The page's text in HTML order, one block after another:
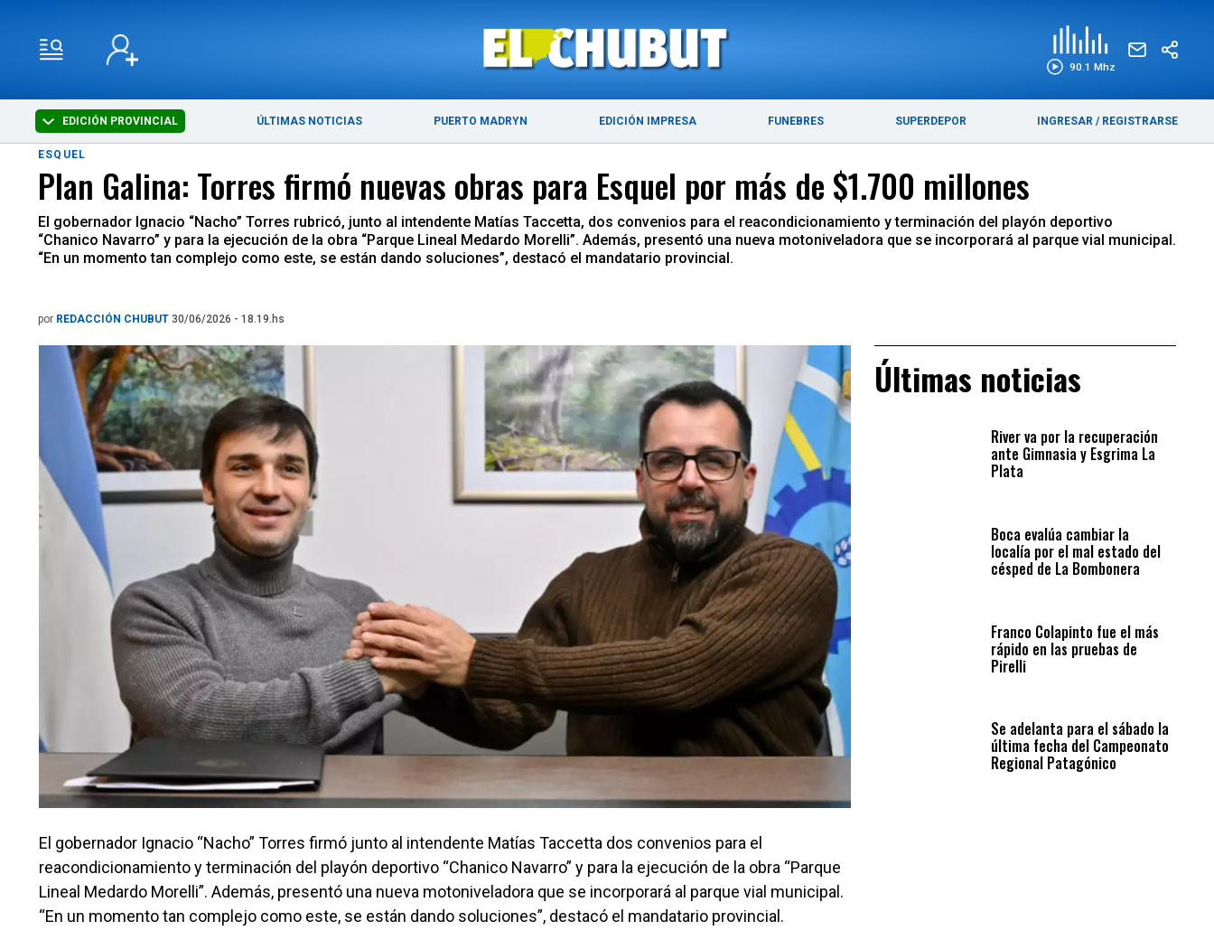
90.1 Mhz
EDICIÓN PROVINCIAL ÚLTIMAS NOTICIAS PUERTO MADRYN EDICIÓN IMPRESA FUNEBRES SUPERDEPOR INGRESAR / REGISTRARSE
ÚLTIMAS NOTICIAS PUERTO MADRYN
ESQUEL
Plan Galina: Torres firmó nuevas obras para Esquel por más de $1.700 millones
El gobernador Ignacio “Nacho” Torres rubricó, junto al intendente Matías Taccetta, dos convenios para el reacondicionamiento y terminación del playón deportivo
“Chanico Navarro” y para la ejecución de la obra “Parque Lineal Medardo Morelli”. Además, presentó una nueva motoniveladora que se incorporará al parque vial municipal.
“En un momento tan complejo como este, se están dando soluciones”, destacó el mandatario provincial.
por REDACCIÓN CHUBUT 30/06/2026 - 18.19.hs
El gobernador Ignacio “Nacho” Torres firmó junto al intendente Matías Taccetta dos convenios para el
reacondicionamiento y terminación del playón deportivo “Chanico Navarro” y para la ejecución de la obra “Parque
Lineal Medardo Morelli”. Además, presentó una nueva motoniveladora que se incorporará al parque vial municipal.
“En un momento tan complejo como este, se están dando soluciones”, destacó el mandatario provincial.
Últimas noticias
River va por la recuperación
ante Gimnasia y Esgrima La
Plata
Boca evalúa cambiar la
localía por el mal estado del
césped de La Bombonera
Franco Colapinto fue el más
rápido en las pruebas de
Pirelli
Se adelanta para el sábado la
última fecha del Campeonato
Regional Patagónico